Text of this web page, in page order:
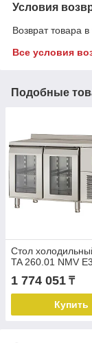
Условия
Возврат товара
Все условия
Подобные
Стол
TA 260.01 NMV E3
1 774 051 ₸
Купить